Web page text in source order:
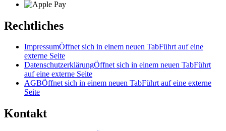
Rechtliches
ImpressumÖffnet sich in einem neuen TabFührt auf eine
externe Seite
DatenschutzerklärungÖffnet sich in einem neuen TabFührt
auf eine externe Seite
AGBÖffnet sich in einem neuen TabFührt auf eine externe
Seite
Kontakt